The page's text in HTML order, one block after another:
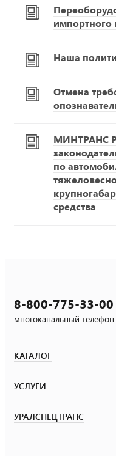
импортного
Наша
Отмена
МИНТРАНС
по
средства
8-800-775-33-00
многоканальный телефон
КАТАЛОГ
УСЛУГИ
УРАЛСПЕЦТРАНС